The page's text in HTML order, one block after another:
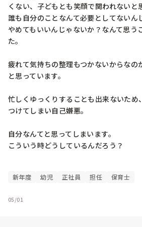
くない、子どもとも笑顔で関われないと
誰も自分のことなんて必要としてないん
やめてもいいんじゃないか？なんて思う
た。
疲れて気持ちの整理もつかないからなの
と思っています。
忙しくゆっくりすることも出来ないため
つけてしまい自己嫌悪。
自分なんてと思ってしまいます。
こういう時どうしているんだろう？
新年度 幼児 正社員 担任 保育士
05/01